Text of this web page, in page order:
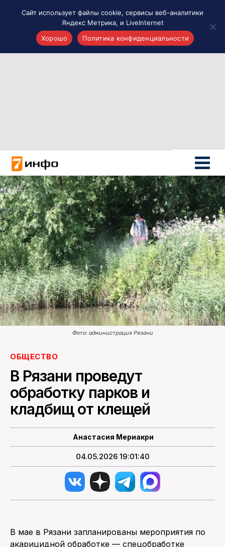
Новости России
Политика
Новости мира
Все материалы 7инфо
О НАС
ПОИСК ПО САЙТУ
Фото: администрация Рязани
ОБЩЕСТВО
В Рязани проведут
обработку парков и
кладбищ от клещей
Анастасия Мериакри
04.05.2026 19:01:40
В мае в Рязани запланированы мероприятия по
акарицидной обработке — спецобработке
Сайт использует файлы cookie, сервисы веб-аналитики
Яндекс Метрика, и LiveInternet
Хорошо
Политика конфиденциальности